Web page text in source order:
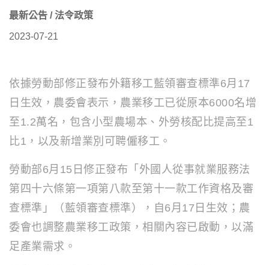
最新公告 / 法令政策
2023-07-21
依據勞動部修正發布外籍移工藍領審查標準6月17
日生效，農委會表示，農業移工已從原本6000名增
至1.2萬名，包含小型農場本、外勞核配比提高至1
比1，以及新增業別可聘僱移工。
勞動部6月15日修正發布「外國人從事就業服務法
第四十六條第一項第八款至第十一款工作資格及審
查標準」（藍領審查標準），自6月17日生效；農
委會也調整農業移工政策，相關內容已啟動，以滿
足產業需求。